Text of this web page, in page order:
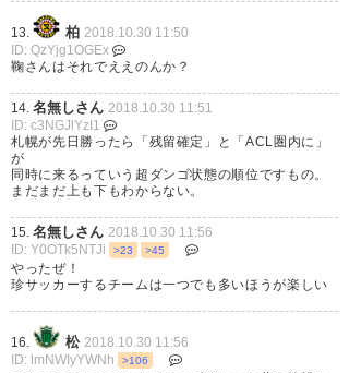
13. 柏 2018.10.30 11:50
ID: QzYjg1OGEx
鞠さんはそれでええのんか？
14. 名無しさん 2018.10.30 11:51
ID: c3NGJlYzI1
札幌が先日勝ったら「残留確定」と「ACL圏内に」
が
同時に来るっていう超ダンゴ状態の順位ですもの。
まだまだ上も下もわからない。
15. 名無しさん 2018.10.30 11:56
ID: Y0OTk5NTJi
>23 >45
やったぜ！
珍サッカーするチームは一つでも多いほうが楽しい
16. 松 2018.10.30 11:56
ID: lmNWIyYWNh
>106